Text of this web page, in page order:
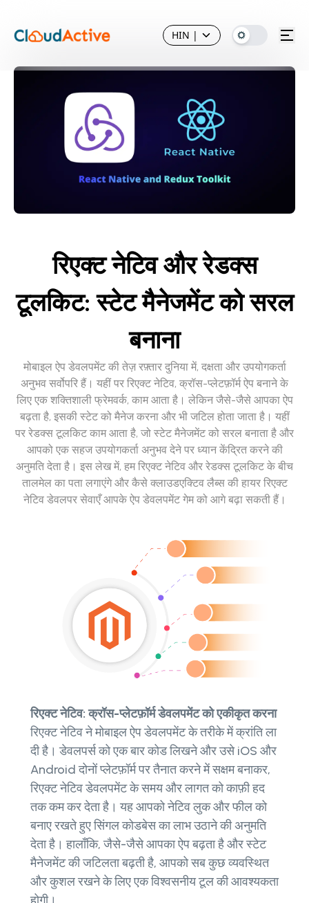
HIN |
रिएक्ट नेटिव और रेडक्स
टूलकिट: स्टेट मैनेजमेंट को सरल
बनाना
मोबाइल ऐप डेवलपमेंट की तेज़ रफ़्तार दुनिया में, दक्षता और उपयोगकर्ता
अनुभव सर्वोपरि हैं। यहीं पर रिएक्ट नेटिव, क्रॉस-प्लेटफ़ॉर्म ऐप बनाने के
लिए एक शक्तिशाली फ्रेमवर्क, काम आता है। लेकिन जैसे-जैसे आपका ऐप
बढ़ता है, इसकी स्टेट को मैनेज करना और भी जटिल होता जाता है। यहीं
पर रेडक्स टूलकिट काम आता है, जो स्टेट मैनेजमेंट को सरल बनाता है और
आपको एक सहज उपयोगकर्ता अनुभव देने पर ध्यान केंद्रित करने की
अनुमति देता है। इस लेख में, हम रिएक्ट नेटिव और रेडक्स टूलकिट के बीच
तालमेल का पता लगाएंगे और कैसे क्लाउडएक्टिव लैब्स की हायर रिएक्ट
नेटिव डेवलपर सेवाएँ आपके ऐप डेवलपमेंट गेम को आगे बढ़ा सकती हैं।
रिएक्ट नेटिव: क्रॉस-प्लेटफ़ॉर्म डेवलपमेंट को एकीकृत करना
रिएक्ट नेटिव ने मोबाइल ऐप डेवलपमेंट के तरीके में क्रांति ला
दी है। डेवलपर्स को एक बार कोड लिखने और उसे iOS और
Android दोनों प्लेटफ़ॉर्म पर तैनात करने में सक्षम बनाकर,
रिएक्ट नेटिव डेवलपमेंट के समय और लागत को काफ़ी हद
तक कम कर देता है। यह आपको नेटिव लुक और फील को
बनाए रखते हुए सिंगल कोडबेस का लाभ उठाने की अनुमति
देता है। हालाँकि, जैसे-जैसे आपका ऐप बढ़ता है और स्टेट
मैनेजमेंट की जटिलता बढ़ती है, आपको सब कुछ व्यवस्थित
और कुशल रखने के लिए एक विश्वसनीय टूल की आवश्यकता